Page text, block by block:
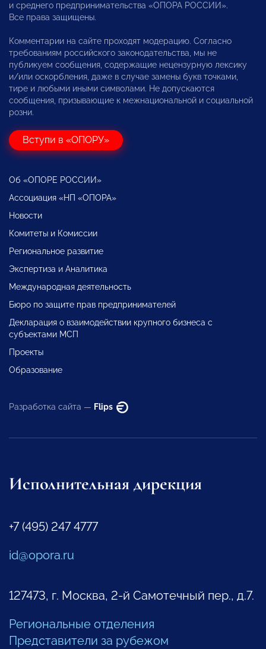
и среднего предпринимательства «ОПОРА РОССИИ».
Все права защищены.
Комментарии на сайте проходят модерацию. Согласно
требованиям российского законодательства, мы не
публикуем сообщения, содержащие нецензурную лексику
и/или оскорбления, даже в случае замены букв точками,
тире и любыми иными символами. Не допускаются
сообщения, призывающие к межнациональной и социальной
розни.
Вступи в «ОПОРУ»
Об «ОПОРЕ РОССИИ»
Ассоциация «НП «ОПОРА»
Новости
Комитеты и Комиссии
Региональное развитие
Экспертиза и Аналитика
Международная деятельность
Бюро по защите прав предпринимателей
Декларация о взаимодействии крупного бизнеса с
субъектами МСП
Проекты
Образование
Разработка сайта — Flips
Исполнительная дирекция
+7 (495) 247 4777
id@opora.ru
127473, г. Москва, 2-й Самотечный пер., д.7.
Региональные отделения
Представители за рубежом